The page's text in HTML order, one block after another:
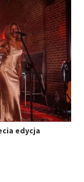
edycja